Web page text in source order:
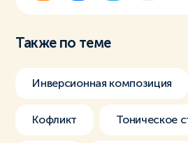
Также по теме
Инверсионная композиция
Кофликт Тоническое